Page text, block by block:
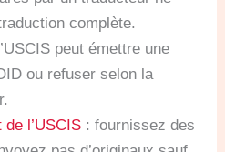
complète.
peut émettre une
ou refuser selon la
de l’USCIS : fournissez des